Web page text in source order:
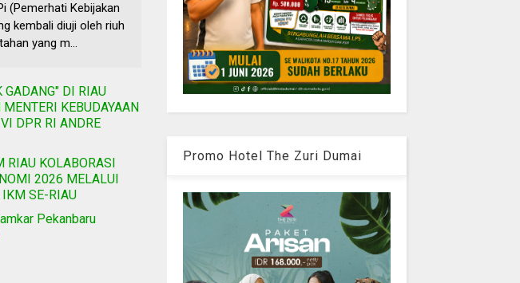
(Pemerhati Kebijakan
kembali diuji oleh riuh
yang m...
GADANG" DI RIAU
KEBUDAYAAN
DPR RI ANDRE
KOLABORASI
2026 MELALUI
SE-RIAU
Pekanbaru
Promo Hotel The Zuri Dumai